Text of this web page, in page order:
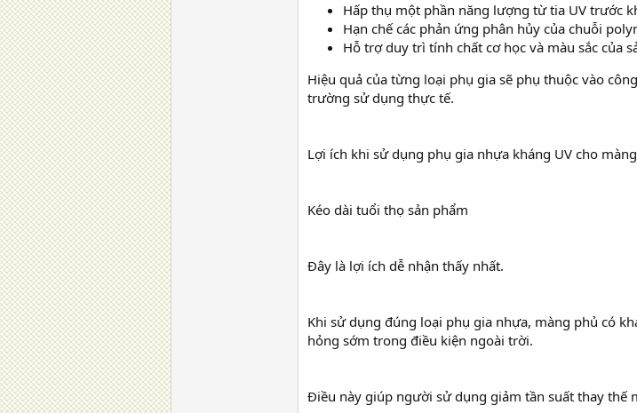
Hấp thụ một phần năng lượng từ tia UV trước
Hạn chế các phản ứng phân hủy của chuỗi
Hỗ trợ duy trì tính chất cơ học và màu sắc của
Hiệu quả của từng loại phụ gia sẽ phụ thuộc vào
trường sử dụng thực tế.
Lợi ích khi sử dụng phụ gia nhựa kháng UV cho
Kéo dài tuổi thọ sản phẩm
Đây là lợi ích dễ nhận thấy nhất.
Khi sử dụng đúng loại phụ gia nhựa, màng phủ có
hỏng sớm trong điều kiện ngoài trời.
Điều này giúp người sử dụng giảm tần suất thay thế